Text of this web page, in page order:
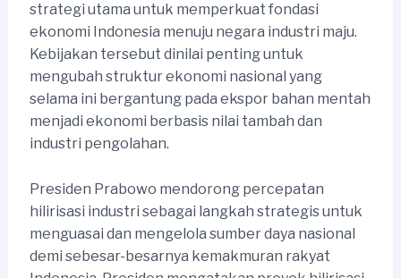
strategi utama untuk memperkuat fondasi
ekonomi Indonesia menuju negara industri maju.
Kebijakan tersebut dinilai penting untuk
mengubah struktur ekonomi nasional yang
selama ini bergantung pada ekspor bahan mentah
menjadi ekonomi berbasis nilai tambah dan
industri pengolahan.
Presiden Prabowo mendorong percepatan
hilirisasi industri sebagai langkah strategis untuk
menguasai dan mengelola sumber daya nasional
demi sebesar-besarnya kemakmuran rakyat